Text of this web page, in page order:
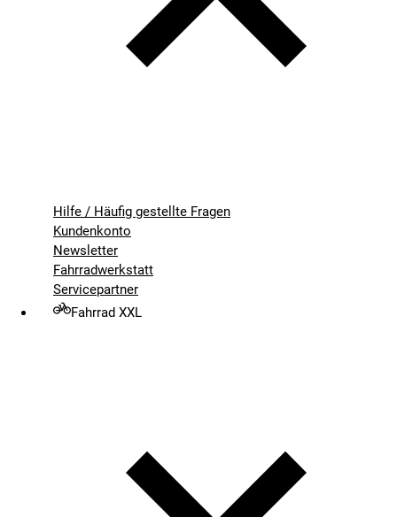
Hilfe / Häufig gestellte Fragen
Kundenkonto
Newsletter
Fahrradwerkstatt
Servicepartner
Fahrrad XXL